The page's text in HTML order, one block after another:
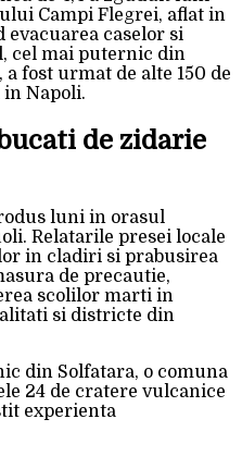
Campi Flegrei, aflat in
evacuarea caselor si
cel mai puternic din
fost urmat de alte 150 de
Napoli.
de zidarie
luni in orasul
Relatarile presei locale
in cladiri si prabusirea
de precautie,
scolilor marti in
si districte din
din Solfatara, o comuna
24 de cratere vulcanice
experienta